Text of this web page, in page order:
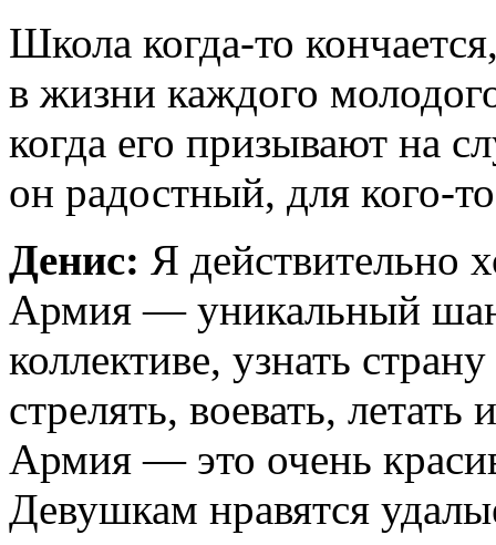
Школа когда-то
в жизни каждого
когда его призывают на
он радостный, для кого-
Денис: Я действительно
Армия — уникальный
коллективе, узнать
стрелять, воевать, летать
Армия — это очень
Девушкам нравятся